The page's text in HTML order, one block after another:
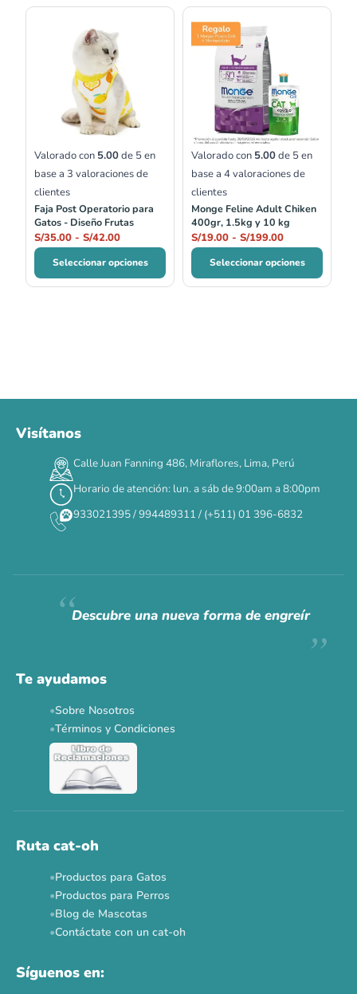
Valorado con 5.00de 5 en
base a 3 valoraciones de
clientes
Faja Post Operatorio para
Gatos - Diseño Frutas
S/35.00 - S/42.00
S/35.00
hasta
S/42.00
Seleccionar opciones
Valorado con 5.00de 5 en
base a 4valoraciones de
clientes
Monge Feline Adult Chiken
400gr, 1.5kg y 10 kg
S/19.00 - S/199.00
desde
S/19.00
hasta
S/199.00
Seleccionar opciones
DÍAS HORAS MIN SEG
✕
Siempre fuimosraros.
Ver todas las promos 🐾
Visítanos
Calle Juan Fanning 486, Miraflores, Lima, Perú
Horario de atención: lun. a sáb de 9:00am a 8:00pm
933021395 / 994489311 / (+511) 01 396-6832
Descubre una nueva forma de engreír
Te ayudamos
Sobre Nosotros
Términos y Condiciones
Ruta cat-oh
Productos para Gatos
Productos para Perros
Blog de Mascotas
Contáctate con un cat-oh
Síguenos en: